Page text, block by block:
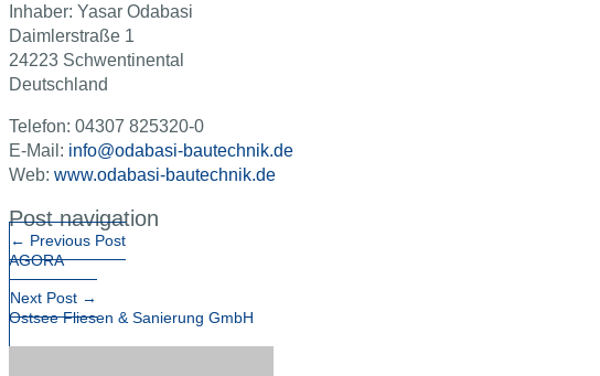
Inhaber: Yasar Odabasi
Daimlerstraße 1
24223 Schwentinental
Deutschland
Telefon: 04307 825320-0
E-Mail: info@odabasi-bautechnik.de
Web: www.odabasi-bautechnik.de
Post navigation
← Previous Post
AGORA
Next Post →
Ostsee Fliesen & Sanierung GmbH